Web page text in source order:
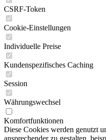
CSRF-Token
Cookie-Einstellungen
Individuelle Preise
Kundenspezifisches Caching
Session
Währungswechsel
Komfortfunktionen
Diese Cookies werden genutzt
ansprechender zu gestalten,